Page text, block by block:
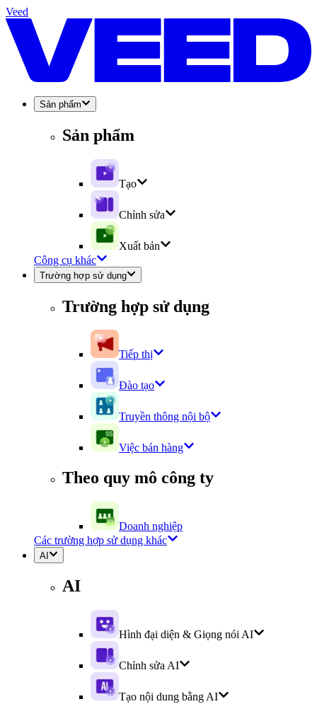
Veed
Sản phẩm
Sản phẩm
Tạo
Chỉnh sửa
Xuất bản
Công cụ khác
Trường hợp sử dụng
Trường hợp sử dụng
Tiếp thị
Đào tạo
Truyền thông nội bộ
Việc bán hàng
Theo quy mô công ty
Doanh nghiệp
Các trường hợp sử dụng khác
AI
AI
Hình đại diện & Giọng nói AI
Chỉnh sửa AI
Tạo nội dung bằng AI